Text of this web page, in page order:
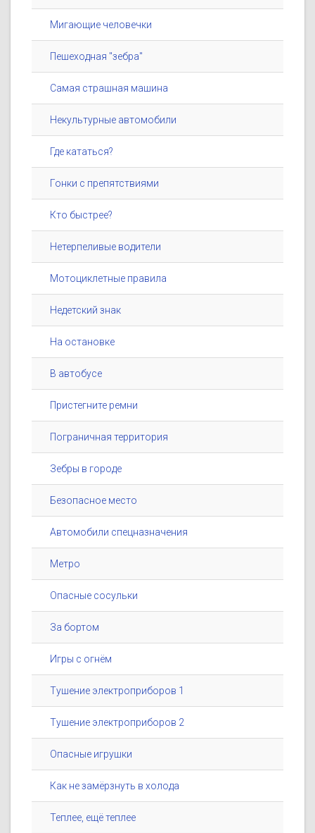
Мигающие человечки
Пешеходная "зебра"
Самая страшная машина
Некультурные автомобили
Где кататься?
Гонки с препятствиями
Кто быстрее?
Нетерпеливые водители
Мотоциклетные правила
Недетский знак
На остановке
В автобусе
Пристегните ремни
Пограничная территория
Зебры в городе
Безопасное место
Автомобили спецназначения
Метро
Опасные сосульки
За бортом
Игры с огнём
Тушение электроприборов 1
Тушение электроприборов 2
Опасные игрушки
Как не замёрзнуть в холода
Теплее, ещё теплее